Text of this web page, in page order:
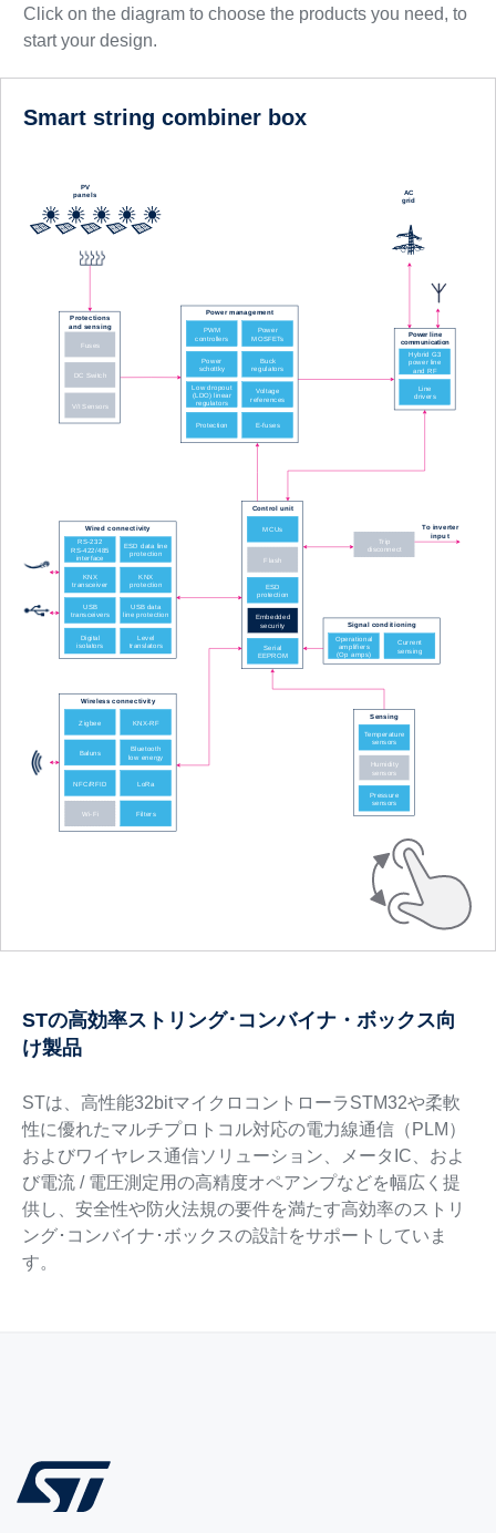
Click on the diagram to choose the products you need, to
start your design.
Smart string combiner box
STの高効率ストリング･コンバイナ・ボックス向
け製品
STは、高性能32bitマイクロコントローラSTM32や柔軟
性に優れたマルチプロトコル対応の電力線通信（PLM）
およびワイヤレス通信ソリューション、メータIC、およ
び電流 / 電圧測定用の高精度オペアンプなどを幅広く提
供し、安全性や防火法規の要件を満たす高効率のストリ
ング･コンバイナ･ボックスの設計をサポートしていま
す。